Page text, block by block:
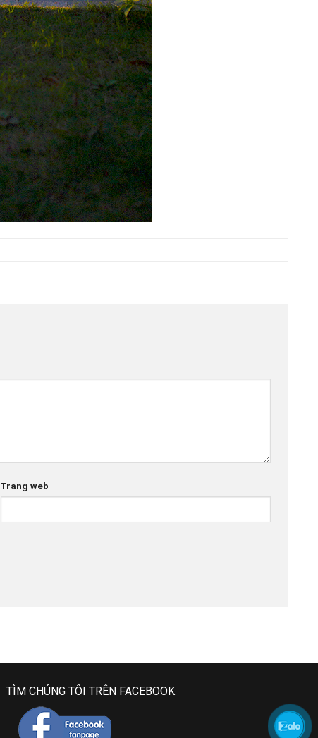
Trang web
TÌM CHÚNG TÔI TRÊN FACEBOOK